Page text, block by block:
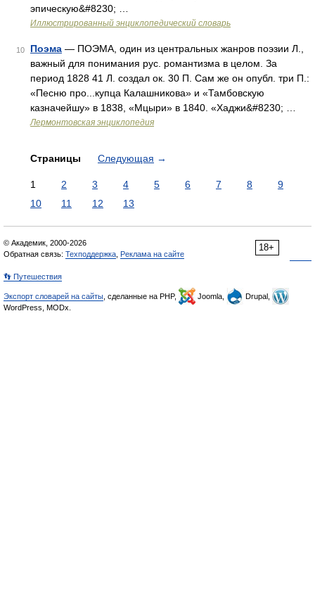
эпическую&#8230; …
Иллюстрированный энциклопедический словарь
10 Поэма — ПОЭМА, один из центральных жанров поэзии Л.,
важный для понимания рус. романтизма в целом. За
период 1828 41 Л. создал ок. 30 П. Сам же он опубл. три П.:
«Песню про...купца Калашникова» и «Тамбовскую
казначейшу» в 1838, «Мцыри» в 1840. «Хаджи&#8230; …
Лермонтовская энциклопедия
Страницы Следующая →
1 2 3 4 5 6 7 8
9
10
11 12 13
18+
© Академик, 2000-2026
Обратная связь: Техподдержка Реклама на сайте
👣 Путешествия
Экспорт словарей на сайты , сделанные на PHP, Joomla,
Drupal,
WordPress, MODx.